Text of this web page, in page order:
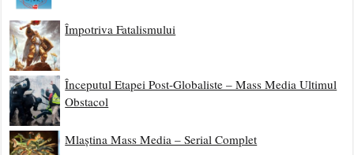
Împotriva Fatalismului
Începutul Etapei Post-Globaliste – Mass Media Ultimul
Obstacol
Mlaștina Mass Media – Serial Complet